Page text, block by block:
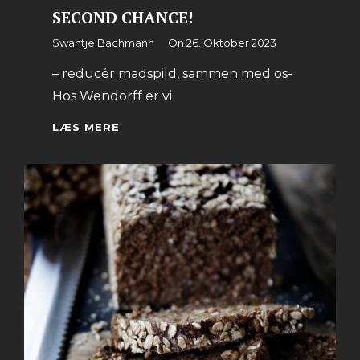
SECOND CHANCE!
By
Swantje Bachmann On 26. Oktober 2023
– reducér madspild, sammen med os-
Hos Wendorff er vi
LÆS MERE